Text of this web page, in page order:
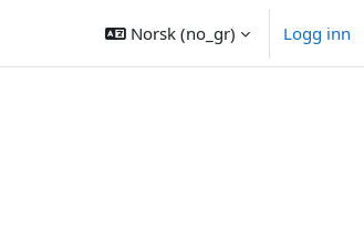
Norsk ‎(no_gr)‎ Logg inn